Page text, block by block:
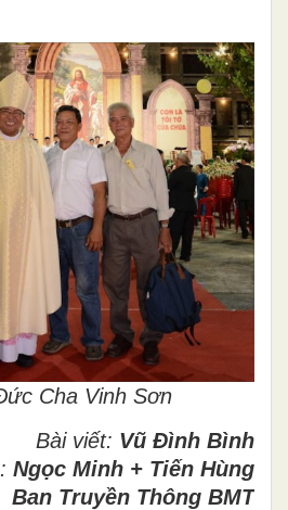
Cha Vinh Sơn
Bài viết: Vũ Đình Bình
Ngọc Minh + Tiến Hùng
Ban Truyền Thông BMT